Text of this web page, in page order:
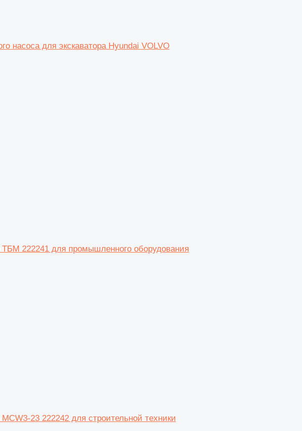
насоса для экскаватора Hyundai VOLVO
222241 для промышленного оборудования
23 222242 для строительной техники